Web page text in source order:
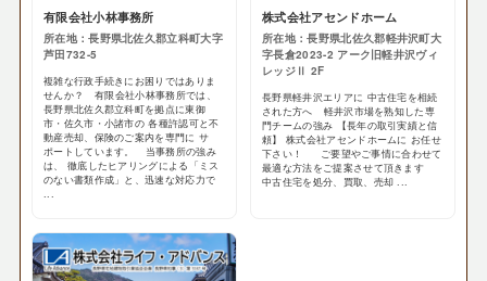
有限会社小林事務所
所在地：長野県北佐久郡立科町大字
芦田732-5
複雑な行政手続きにお困りではありま
せんか？ 有限会社小林事務所では、
長野県北佐久郡立科町を拠点に東御
市・佐久市・小諸市の 各種許認可と不
動産売却、保険のご案内を専門に サ
ポートしています。 当事務所の強み
は、 徹底したヒアリングによる「ミス
のない書類作成」と、迅速な対応力で
...
株式会社アセンドホーム
所在地：長野県北佐久郡軽井沢町大
字長倉2023-2 アーク旧軽井沢ヴィ
レッジⅡ 2F
長野県軽井沢エリアに 中古住宅を相続
された方へ 軽井沢市場を熟知した専
門チームの強み 【長年の取引実績と信
頼】 株式会社アセンドホームに お任せ
下さい！ ご要望やご事情に合わせて
最適な方法をご提案させて頂きます
中古住宅を処分、買取、売却 ...